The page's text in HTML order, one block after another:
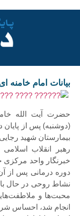
بیانات امام خامنه
حضرت آیت الله
(دوشنبه) پس از پایان
بیمارستان شهید
رهبر انقلاب
خبرنگار واحد
دوره درمانی پس از
نشاط روحی در حال
محبت‌ها و
انجام شد، احساس